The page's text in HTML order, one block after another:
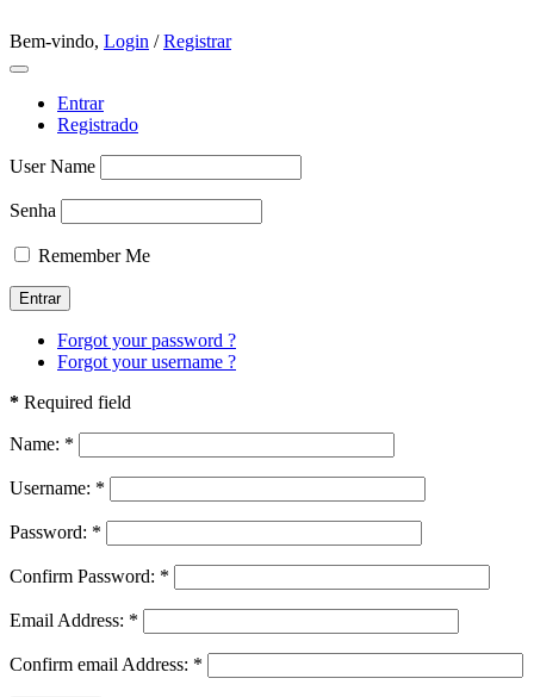
Bem-vindo, Login /Registrar
Entrar
Registrado
User Name
Senha
Remember Me
Forgot your password ?
Forgot your username ?
* Required field
Name: *
Username: *
Password: *
Confirm Password: *
Email Address: *
Confirm email Address: *